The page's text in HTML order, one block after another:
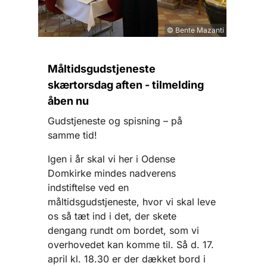
© Bente Mazanti
Måltidsgudstjeneste
skærtorsdag aften - tilmelding
åben nu
Gudstjeneste og spisning – på
samme tid!
Igen i år skal vi her i Odense
Domkirke mindes nadverens
indstiftelse ved en
måltidsgudstjeneste, hvor vi skal leve
os så tæt ind i det, der skete
dengang rundt om bordet, som vi
overhovedet kan komme til. Så d. 17.
april kl. 18.30 er der dækket bord i